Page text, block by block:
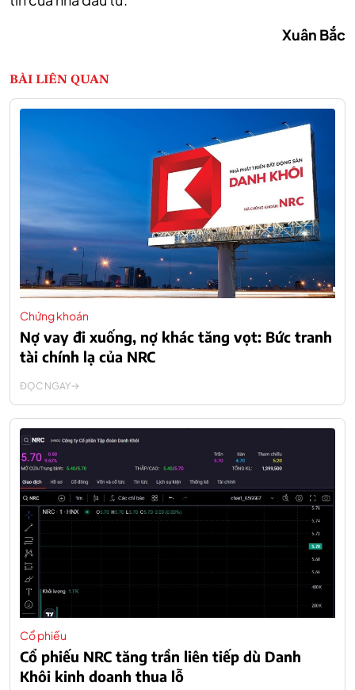
Xuân Bắc
BÀI LIÊN QUAN
Chứng khoán
Nợ vay đi xuống, nợ khác tăng vọt: Bức tranh
tài chính lạ của NRC
ĐỌC NGAY
Cổ phiếu
Cổ phiếu NRC tăng trần liên tiếp dù Danh
Khôi kinh doanh thua lỗ